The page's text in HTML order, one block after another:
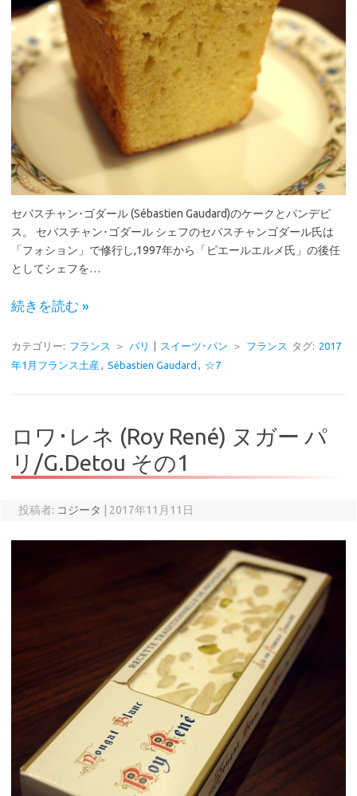
セバスチャン･ゴダール (Sébastien Gaudard)のケークとパンデピ
ス。 セバスチャン･ゴダール シェフのセバスチャンゴダール氏は
「フォション」で修行し,1997年から「ピエールエルメ氏」の後任
としてシェフを…
続きを読む »
カテゴリー: フランス ＞ パリ | スイーツ･パン ＞ フランス タグ: 2017
年1月フランス土産
Sébastien Gaudard ☆7
ロワ･レネ (Roy René) ヌガー パ
リ/G.Detou その1
投稿者: コジータ | 2017年11月11日